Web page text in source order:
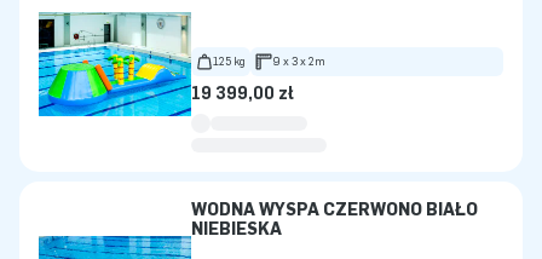
125 kg 9 x 3 x 2m
19 399,00 zł
WODNA WYSPA CZERWONO BIAŁO
NIEBIESKA